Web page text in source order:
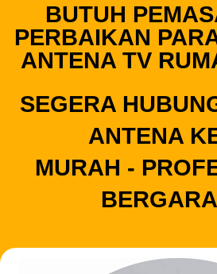
BUTUH
PERBAIKAN
ANTENA TV
SEGERA
ANTENA
MURAH -